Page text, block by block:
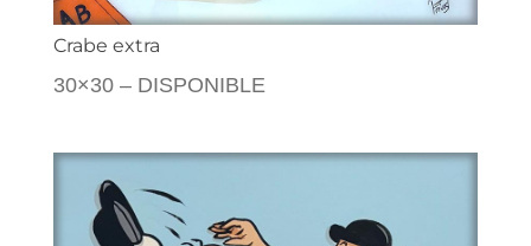
Crabe extra
30×30 – DISPONIBLE